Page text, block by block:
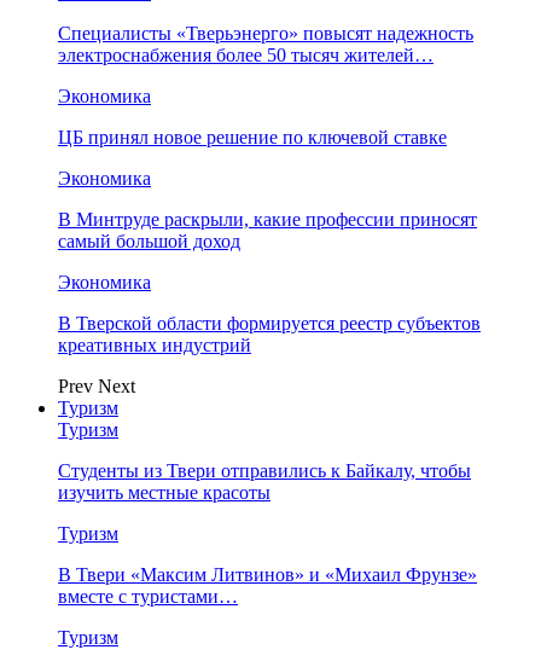
Специалисты «Тверьэнерго» повысят надежность
электроснабжения более 50 тысяч жителей…
Экономика
ЦБ принял новое решение по ключевой ставке
Экономика
В Минтруде раскрыли, какие профессии приносят
самый большой доход
Экономика
В Тверской области формируется реестр субъектов
креативных индустрий
Prev Next
Туризм
Туризм
Студенты из Твери отправились к Байкалу, чтобы
изучить местные красоты
Туризм
В Твери «Максим Литвинов» и «Михаил Фрунзе»
вместе с туристами…
Туризм